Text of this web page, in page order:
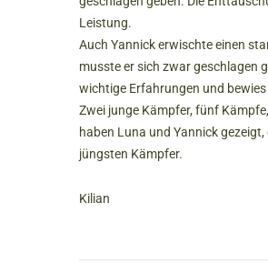
Leistung.
Auch Yannick erwischte einen
musste er sich zwar geschlagen
wichtige Erfahrungen und
Zwei junge Kämpfer, fünf
haben Luna und Yannick
jüngsten Kämpfer.
Kilian